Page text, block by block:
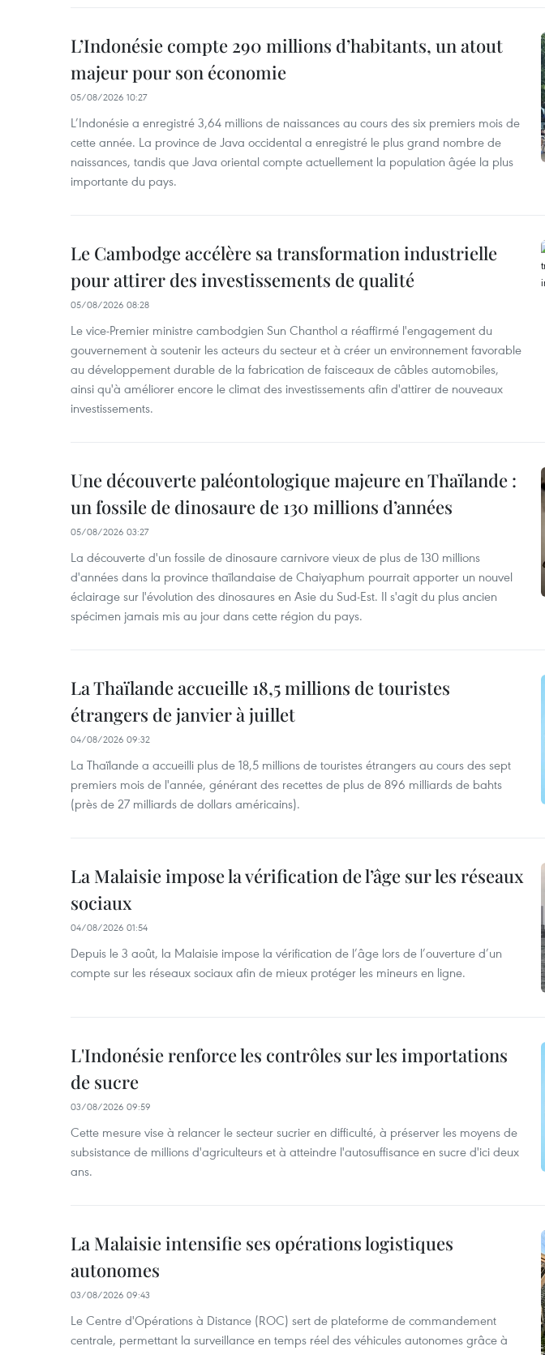
L’Indonésie compte 290 millions d’habitants, un atout
majeur pour son économie
05/08/2026 10:27
L’Indonésie a enregistré 3,64 millions de naissances au cours des six premiers mois de
cette année. La province de Java occidental a enregistré le plus grand nombre de
naissances, tandis que Java oriental compte actuellement la population âgée la plus
importante du pays.
Le Cambodge accélère sa transformation industrielle
pour attirer des investissements de qualité
05/08/2026 08:28
Le vice-Premier ministre cambodgien Sun Chanthol a réaffirmé l'engagement du
gouvernement à soutenir les acteurs du secteur et à créer un environnement favorable
au développement durable de la fabrication de faisceaux de câbles automobiles,
ainsi qu'à améliorer encore le climat des investissements afin d'attirer de nouveaux
investissements.
Une découverte paléontologique majeure en Thaïlande :
un fossile de dinosaure de 130 millions d’années
05/08/2026 03:27
La découverte d'un fossile de dinosaure carnivore vieux de plus de 130 millions
d'années dans la province thaïlandaise de Chaiyaphum pourrait apporter un nouvel
éclairage sur l'évolution des dinosaures en Asie du Sud-Est. Il s'agit du plus ancien
spécimen jamais mis au jour dans cette région du pays.
La Thaïlande accueille 18,5 millions de touristes
étrangers de janvier à juillet
04/08/2026 09:32
La Thaïlande a accueilli plus de 18,5 millions de touristes étrangers au cours des sept
premiers mois de l'année, générant des recettes de plus de 896 milliards de bahts
(près de 27 milliards de dollars américains).
La Malaisie impose la vérification de l’âge sur les réseaux
sociaux
04/08/2026 01:54
Depuis le 3 août, la Malaisie impose la vérification de l’âge lors de l’ouverture d’un
compte sur les réseaux sociaux afin de mieux protéger les mineurs en ligne.
L'Indonésie renforce les contrôles sur les importations
de sucre
03/08/2026 09:59
Cette mesure vise à relancer le secteur sucrier en difficulté, à préserver les moyens de
subsistance de millions d'agriculteurs et à atteindre l'autosuffisance en sucre d'ici deux
ans.
La Malaisie intensifie ses opérations logistiques
autonomes
03/08/2026 09:43
Le Centre d'Opérations à Distance (ROC) sert de plateforme de commandement
centrale, permettant la surveillance en temps réel des véhicules autonomes grâce à